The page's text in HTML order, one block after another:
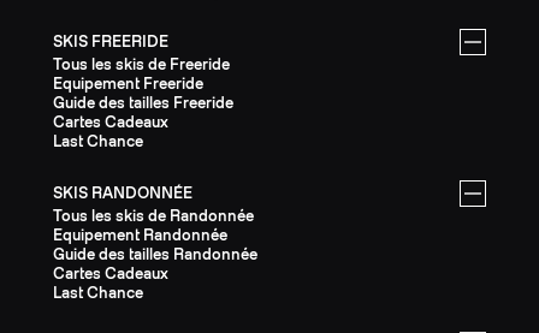
SKIS FREERIDE
Tous les skis de Freeride
Equipement Freeride
Guide des tailles Freeride
Cartes Cadeaux
Last Chance
SKIS RANDONNÉE
Tous les skis de Randonnée
Equipement Randonnée
Guide des tailles Randonnée
Cartes Cadeaux
Last Chance